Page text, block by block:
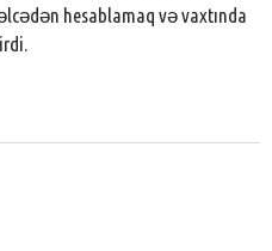
hesablamaq və vaxtında